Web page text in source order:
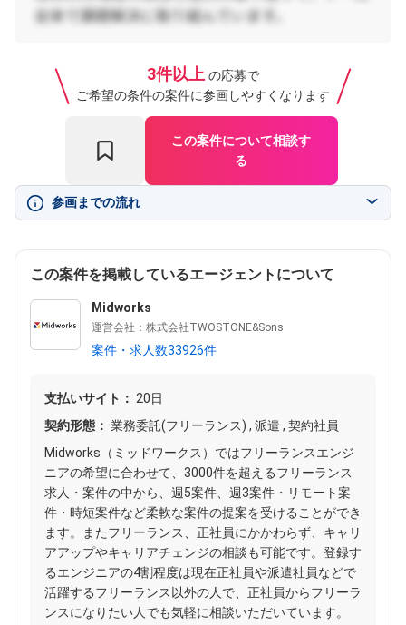
3件以上 の応募で
ご希望の条件の案件に参画しやすくなります
この案件について相談す
る
参画までの流れ
この案件を掲載しているエージェントについて
Midworks
運営会社：株式会社TWOSTONE&Sons
案件・求人数33926件
支払いサイト： 20日
契約形態： 業務委託(フリーランス) , 派遣 , 契約社員
Midworks（ミッドワークス）ではフリーランスエンジ
ニアの希望に合わせて、3000件を超えるフリーランス
求人・案件の中から、週5案件、週3案件・リモート案
件・時短案件など柔軟な案件の提案を受けることができ
ます。またフリーランス、正社員にかかわらず、キャリ
アアップやキャリアチェンジの相談も可能です。登録す
るエンジニアの4割程度は現在正社員や派遣社員などで
活躍するフリーランス以外の人で、正社員からフリーラ
ンスになりたい人でも気軽に相談いただいています。